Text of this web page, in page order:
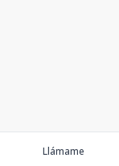
Llámame